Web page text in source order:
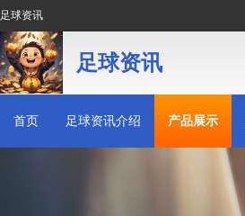
足球资讯
足球资讯
首页 足球资讯介绍 产品展示